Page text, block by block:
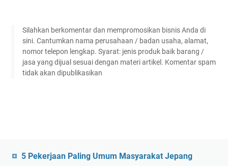
Silahkan berkomentar dan mempromosikan bisnis Anda di
sini. Cantumkan nama perusahaan / badan usaha, alamat,
nomor telepon lengkap. Syarat: jenis produk baik barang /
jasa yang dijual sesuai dengan materi artikel. Komentar spam
tidak akan dipublikasikan
5 Pekerjaan Paling Umum Masyarakat Jepang